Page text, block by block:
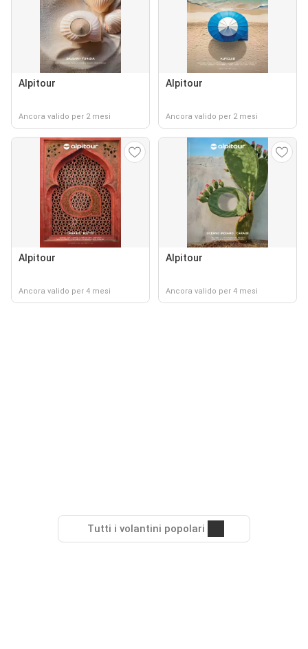
Alpitour
Ancora valido per 2 mesi
Alpitour
Ancora valido per 2 mesi
Alpitour
Ancora valido per 4 mesi
Alpitour
Ancora valido per 4 mesi
Tutti i volantini popolari